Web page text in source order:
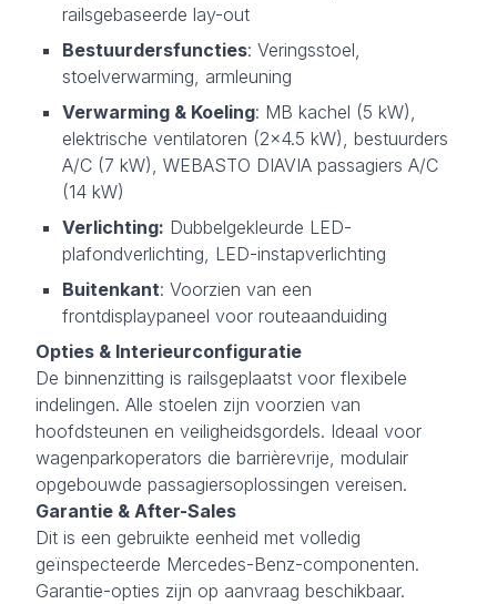
railsgebaseerde lay-out
Bestuurdersfuncties: Veringsstoel,
stoelverwarming, armleuning
Verwarming & Koeling: MB kachel (5 kW),
elektrische ventilatoren (2×4.5 kW), bestuurders
A/C (7 kW), WEBASTO DIAVIA passagiers A/C
(14 kW)
Verlichting: Dubbelgekleurde LED-
plafondverlichting, LED-instapverlichting
Buitenkant: Voorzien van een
frontdisplaypaneel voor routeaanduiding
Opties & Interieurconfiguratie
De binnenzitting is railsgeplaatst voor flexibele
indelingen. Alle stoelen zijn voorzien van
hoofdsteunen en veiligheidsgordels. Ideaal voor
wagenparkoperators die barrièrevrije, modulair
opgebouwde passagiersoplossingen vereisen.
Garantie & After-Sales
Dit is een gebruikte eenheid met volledig
geïnspecteerde Mercedes-Benz-componenten.
Garantie-opties zijn op aanvraag beschikbaar.